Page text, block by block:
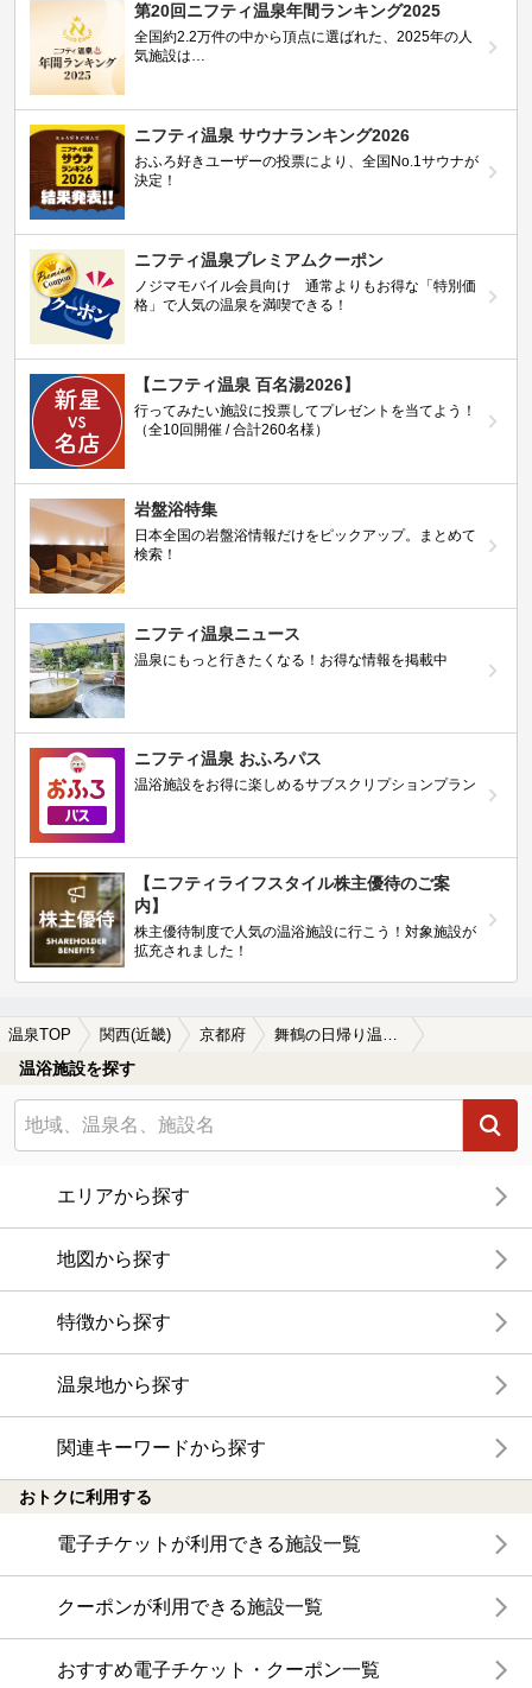
第20回ニフティ温泉年間ランキング2025
全国約2.2万件の中から頂点に選ばれた、2025年の人
気施設は…
ニフティ温泉 サウナランキング2026
おふろ好きユーザーの投票により、全国No.1サウナが
決定！
ニフティ温泉プレミアムクーポン
ノジマモバイル会員向け 通常よりもお得な「特別価
格」で人気の温泉を満喫できる！
【ニフティ温泉 百名湯2026】
行ってみたい施設に投票してプレゼントを当てよう！
（全10回開催 / 合計260名様）
岩盤浴特集
日本全国の岩盤浴情報だけをピックアップ。まとめて
検索！
ニフティ温泉ニュース
温泉にもっと行きたくなる！お得な情報を掲載中
ニフティ温泉 おふろパス
温浴施設をお得に楽しめるサブスクリプションプラン
【ニフティライフスタイル株主優待のご案
内】
株主優待制度で人気の温浴施設に行こう！対象施設が
拡充されました！
温泉TOP 関西(近畿) 京都府 舞鶴の日帰り温泉、スーパー銭湯おすすめ
温浴施設を探す
エリアから探す
地図から探す
特徴から探す
温泉地から探す
関連キーワードから探す
おトクに利用する
電子チケットが利用できる施設一覧
クーポンが利用できる施設一覧
おすすめ電子チケット・クーポン一覧